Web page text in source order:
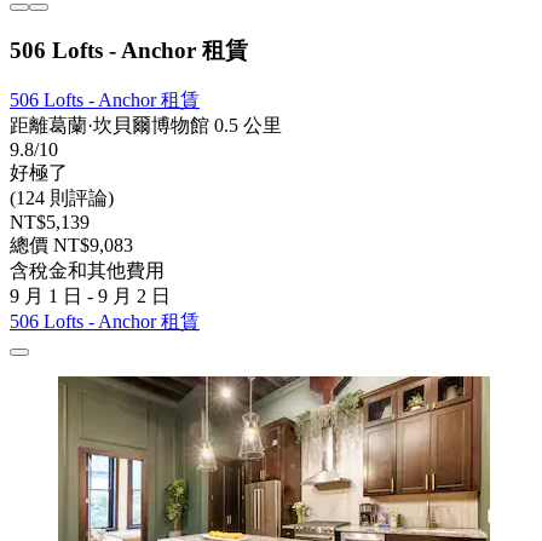
506 Lofts - Anchor 租賃
506 Lofts - Anchor 租賃
距離葛蘭·坎貝爾博物館 0.5 公里
9.8/10
好極了
(124 則評論)
NT$5,139
總價 NT$9,083
含稅金和其他費用
9 月 1 日 - 9 月 2 日
506 Lofts - Anchor 租賃